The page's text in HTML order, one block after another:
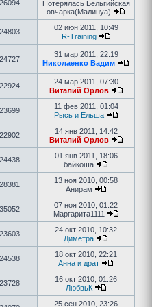
26094
Потерялась Бельгийская
овчарка(Малинуа)
24803
02 июн 2011, 10:49
R-Training
24727
31 мар 2011, 22:19
Николаенко Вадим
22924
24 мар 2011, 07:30
Виталий Орлов
23699
11 фев 2011, 01:04
Рысь и Ельша
22902
14 янв 2011, 14:42
Виталий Орлов
24438
01 янв 2011, 18:06
байкоша
28381
13 ноя 2010, 00:58
Анирам
35052
07 ноя 2010, 01:22
Маргарита1111
23603
24 окт 2010, 10:32
Диметра
24538
18 окт 2010, 22:21
Анна и драт
23728
16 окт 2010, 01:26
ЛюбвьК
25 сен 2010, 23:26